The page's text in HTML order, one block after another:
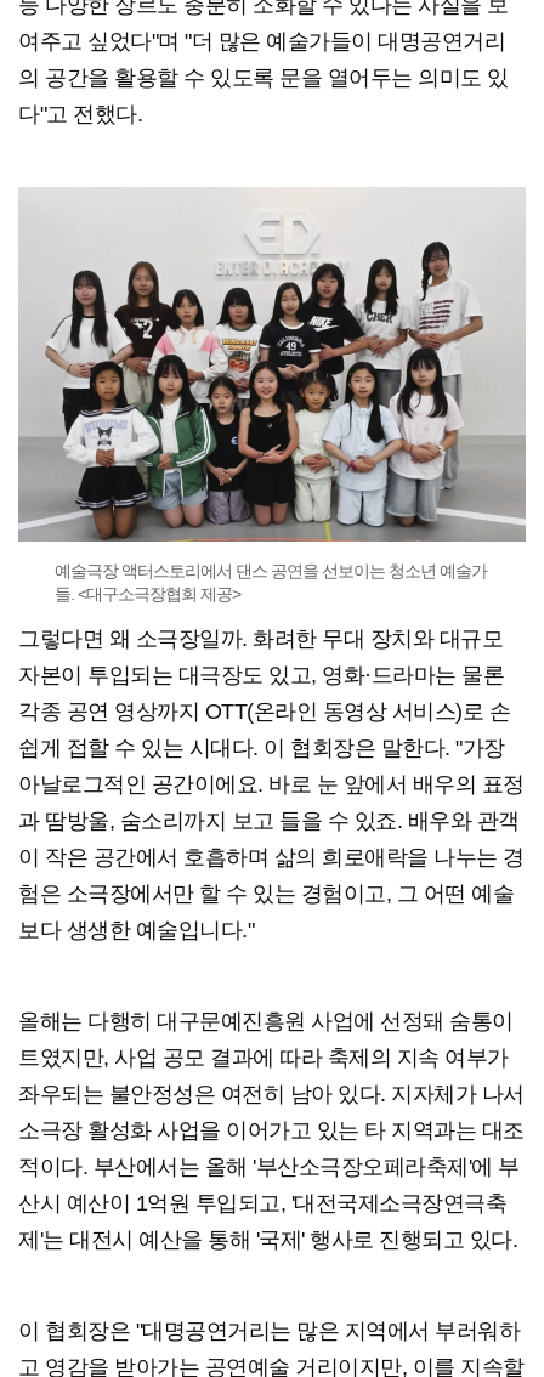
여주고 싶었다"며 "더 많은 예술가들이 대명공연거리
의 공간을 활용할 수 있도록 문을 열어두는 의미도 있
다"고 전했다.
예술극장 액터스토리에서 댄스 공연을 선보이는 청소년 예술가
들. <대구소극장협회 제공>
그렇다면 왜 소극장일까. 화려한 무대 장치와 대규모
자본이 투입되는 대극장도 있고, 영화·드라마는 물론
각종 공연 영상까지 OTT(온라인 동영상 서비스)로 손
쉽게 접할 수 있는 시대다. 이 협회장은 말한다. "가장
아날로그적인 공간이에요. 바로 눈 앞에서 배우의 표정
과 땀방울, 숨소리까지 보고 들을 수 있죠. 배우와 관객
이 작은 공간에서 호흡하며 삶의 희로애락을 나누는 경
험은 소극장에서만 할 수 있는 경험이고, 그 어떤 예술
보다 생생한 예술입니다."
올해는 다행히 대구문예진흥원 사업에 선정돼 숨통이
트였지만, 사업 공모 결과에 따라 축제의 지속 여부가
좌우되는 불안정성은 여전히 남아 있다. 지자체가 나서
소극장 활성화 사업을 이어가고 있는 타 지역과는 대조
적이다. 부산에서는 올해 '부산소극장오페라축제'에 부
산시 예산이 1억원 투입되고, '대전국제소극장연극축
제'는 대전시 예산을 통해 '국제' 행사로 진행되고 있다.
이 협회장은 "대명공연거리는 많은 지역에서 부러워하
고 영감을 받아가는 공연예술 거리이지만, 이를 지속할